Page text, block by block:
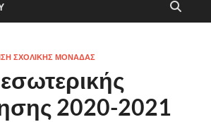
ΣΧΟΛΙΚΉΣ ΜΟΝΆΔΑΣ
2020-2021